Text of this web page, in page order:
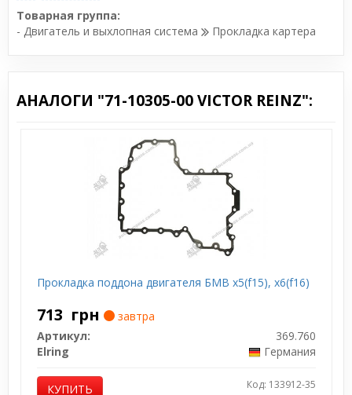
Товарная группа:
- Двигатель и выхлопная система
Прокладка картера
АНАЛОГИ "71-10305-00 VICTOR REINZ":
Прокладка поддона двигателя БМВ x5(f15), x6(f16)
713 грн
завтра
Артикул:
369.760
Elring
Германия
КУПИТЬ Код: 133912-35